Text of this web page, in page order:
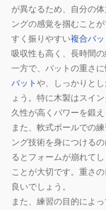
が異なるため、自分の
ングの感覚を掴むこと
すく振りやすい複合バッ
吸収性も高く、長時間
一方で、バットの重さ
バット や、しっかりと
ょう。特に木製はスイ
久性が高くパワーを鍛え
また、軟式ボールでの
ング技術を身につける
るとフォームが崩れて
ことが大切です。重さ
良いでしょう。
また、練習の目的によ